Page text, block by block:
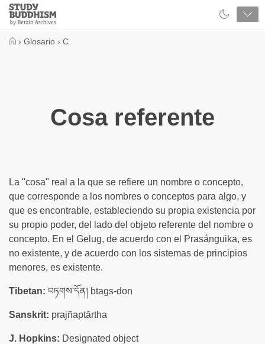
Close
Study
Buddhism
› Glosario › C
Cosa referente
La "cosa" real a la que se refiere un nombre o concepto,
que corresponde a los nombres o conceptos para algo, y
que es encontrable, estableciendo su propia existencia por
su propio poder, del lado del objeto referente del nombre o
concepto. En el Gelug, de acuerdo con el Prasánguika, es
no existente, y de acuerdo con los sistemas de principios
menores, es existente.
Tibetan: བཏགས་དོན། btags-don
Sanskrit: prajñaptārtha
J. Hopkins: Designated object